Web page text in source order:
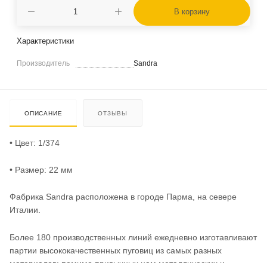
В корзину
Характеристики
Производитель Sandra
ОПИСАНИЕ ОТЗЫВЫ
• Цвет: 1/374
• Размер: 22 мм
Фабрика Sandra расположена в городе Парма, на севере
Италии.
Более 180 производственных линий ежедневно изготавливают
партии высококачественных пуговиц из самых разных